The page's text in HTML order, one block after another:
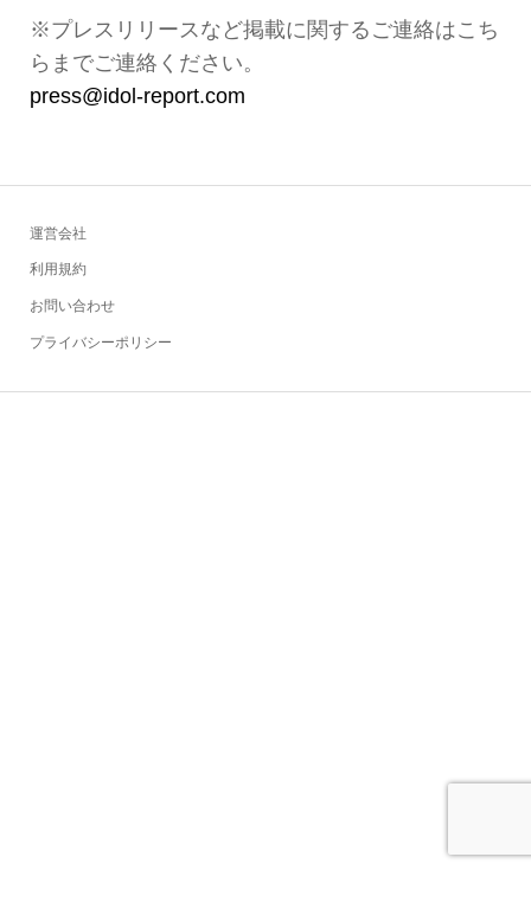
※プレスリリースなど掲載に関するご連絡はこち
らまでご連絡ください。
press@idol-report.com
運営会社
利用規約
お問い合わせ
プライバシーポリシー